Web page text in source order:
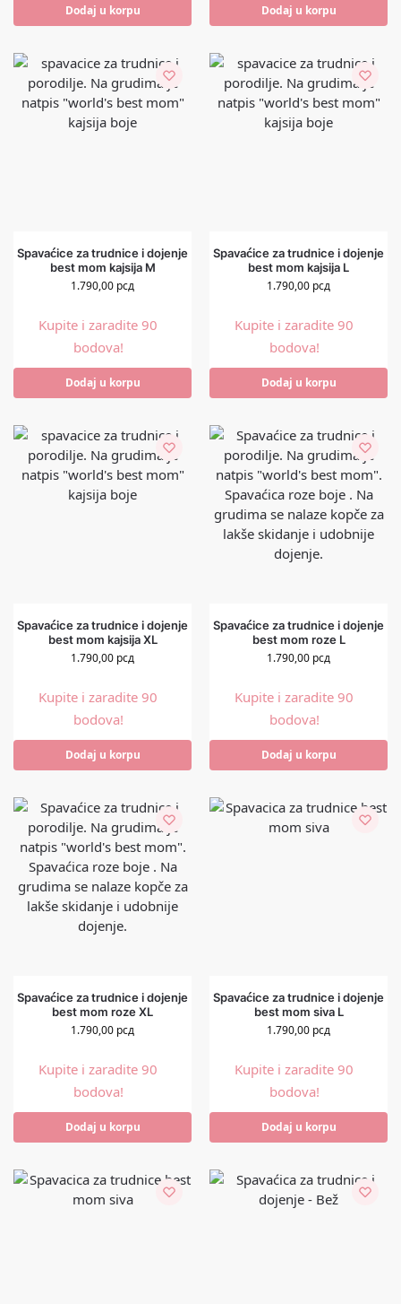
Dodaj u korpu Dodaj u korpu
Spavaćice za trudnice i dojenje
best mom kajsija M
1.790,00 рсд
Kupite i zaradite 90
bodova!
Dodaj u korpu
Spavaćice za trudnice i dojenje
best mom kajsija L
1.790,00 рсд
Kupite i zaradite 90
bodova!
Dodaj u korpu
Spavaćice za trudnice i dojenje
best mom kajsija XL
1.790,00 рсд
Kupite i zaradite 90
bodova!
Dodaj u korpu
Spavaćice za trudnice i dojenje
best mom roze L
1.790,00 рсд
Kupite i zaradite 90
bodova!
Dodaj u korpu
Spavaćice za trudnice i dojenje
best mom roze XL
1.790,00 рсд
Kupite i zaradite 90
bodova!
Dodaj u korpu
Spavaćice za trudnice i dojenje
best mom siva L
1.790,00 рсд
Kupite i zaradite 90
bodova!
Dodaj u korpu